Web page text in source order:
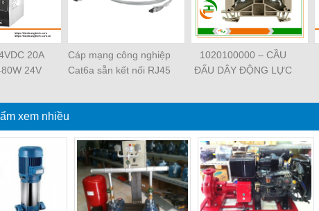
20A
24V
-
Cáp mạng công nghiệp
Cat6a sẵn kết nối RJ45
C6FP8LD0050M40M40-
1020100000 – CẦU
ĐẤU DÂY ĐỘNG LỰC
WEIDMULLER –
xem nhiều